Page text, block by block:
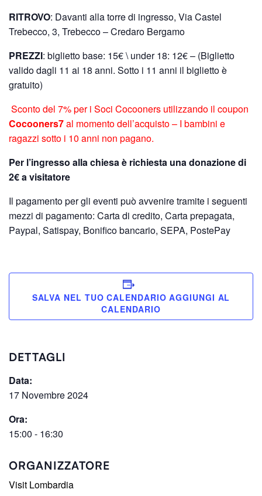
RITROVO: Davanti alla torre di ingresso, Via Castel
Trebecco, 3, Trebecco – Credaro Bergamo
PREZZI: biglietto base: 15€ \ under 18: 12€ – (Biglietto
valido dagli 11 ai 18 anni. Sotto i 11 anni il biglietto è
gratuito)
Sconto del 7% per i Soci Cocooners utilizzando il coupon
Cocooners7al momento dell’acquisto – I bambini e
ragazzi sotto i 10 anni non pagano.
Per l’ingresso alla chiesa è richiesta una donazione di
2€ a visitatore
Il pagamento per gli eventi può avvenire tramite i seguenti
mezzi di pagamento: Carta di credito, Carta prepagata,
Paypal, Satispay, Bonifico bancario, SEPA, PostePay
SALVA NEL TUO CALENDARIO
DETTAGLI
Data:
17 Novembre 2024
Ora:
15:00 - 16:30
ORGANIZZATORE
Visit Lombardia